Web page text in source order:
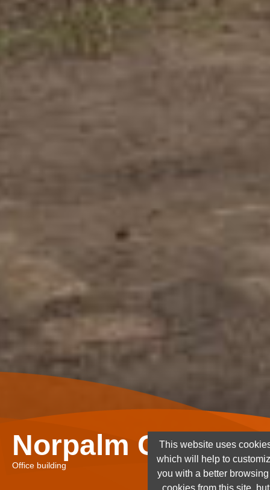
Norpalm Ghana
Office building
This website uses
which will help to
you with a better
cookies from this site,